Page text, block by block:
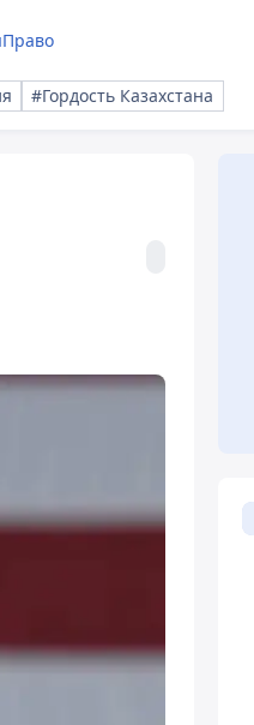
Право
#Гордость Казахстана